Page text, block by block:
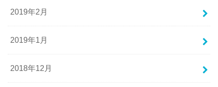
2019年2月
2019年1月
2018年12月